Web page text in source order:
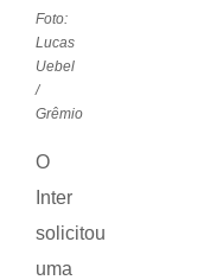
Foto:
Lucas
Uebel
/
Grêmio
O
Inter
solicitou
uma